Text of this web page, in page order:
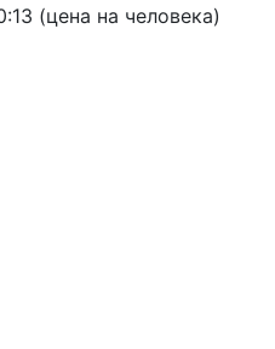
(цена на человека)